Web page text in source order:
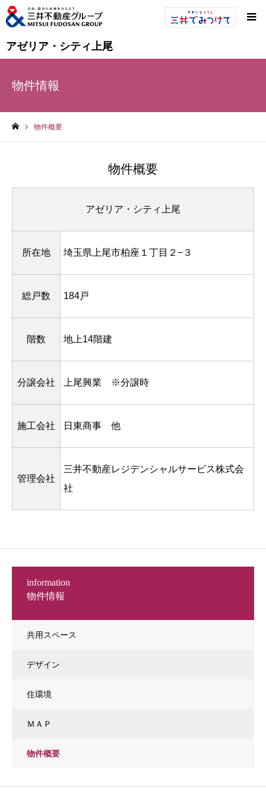
アゼリア・シティ上尾
物件情報
物件概要
物件概要
アゼリア・シティ上尾
所在地 埼玉県上尾市柏座１丁目２−３
総戸数 184戸
階数 地上14階建
分譲会社 上尾興業 ※分譲時
施工会社 日東商事 他
管理会社
三井不動産レジデンシャルサービス株式会
社
物件情報
information
共用スペース
デザイン
住環境
ＭＡＰ
物件概要